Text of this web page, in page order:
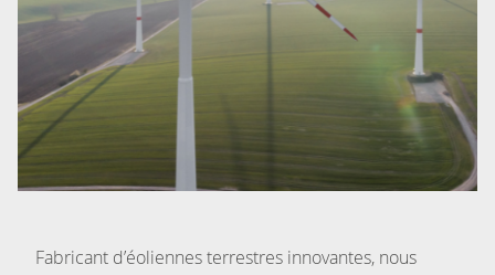
Fabricant d’éoliennes terrestres innovantes, nous